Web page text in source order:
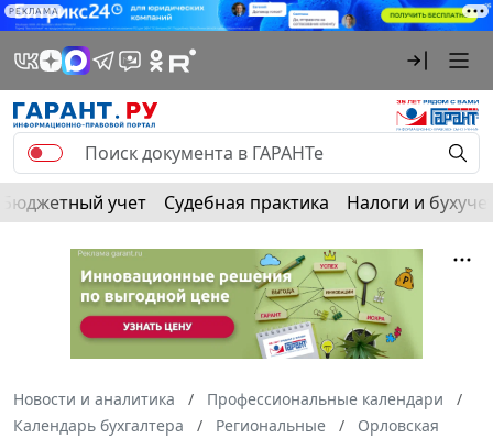
РЕКЛАМА
Бюджетный учет Судебная практика Налоги и
Новости и аналитика
Профессиональные календари
Календарь бухгалтера
Региональные
Орловская